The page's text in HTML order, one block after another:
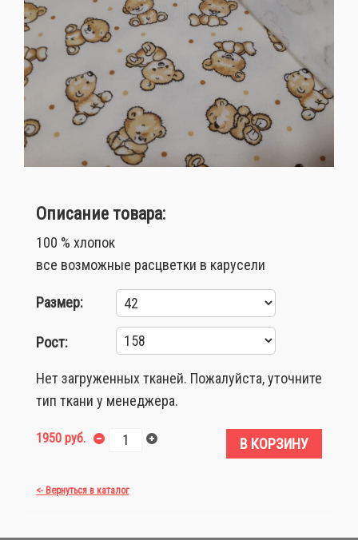
Описание товара:
100 % хлопок
все возможные расцветки в карусели
Размер:
Рост:
Нет загруженных тканей. Пожалуйста, уточните
тип ткани у менеджера.
1950 руб. В КОРЗИНУ
<- Вернуться в каталог